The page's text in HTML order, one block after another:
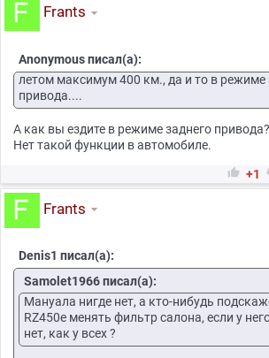
Frants
Anonymous писал(а):
летом максимум 400 км., да и то в режиме
привода....
А как вы ездите в режиме заднего привода?
Нет такой функции в автомобиле.
 +1
Frants
Denis1 писал(а):
Samolet1966 писал(а):
Мануала нигде нет, а кто-нибудь
RZ450e менять фильтр салона, если у
нет, как у всех ?